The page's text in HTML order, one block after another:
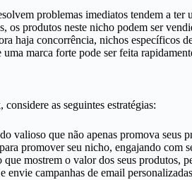
problemas imediatos tendem a ter
os produtos neste nicho podem ser
haja concorrência, nichos específicos
uma marca forte pode ser feita
as seguintes estratégias:
valioso que não apenas promova seus
promover seu nicho, engajando com
que mostrem o valor dos seus produtos,
envie campanhas de email